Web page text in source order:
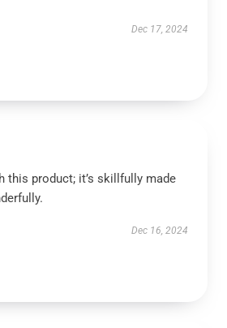
Dec 17, 2024
this product; it’s skillfully made
Dec 16, 2024